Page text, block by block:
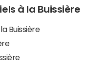
à la Buissière
Buissière